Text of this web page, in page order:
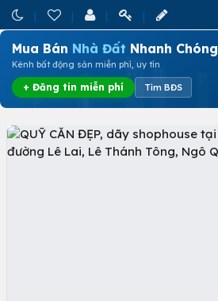
Mua Bán Nhà Đất Nhanh Chóng
Kênh bất động sản miễn phí, uy tín
+ Đăng tin miễn phí Tìm BĐS